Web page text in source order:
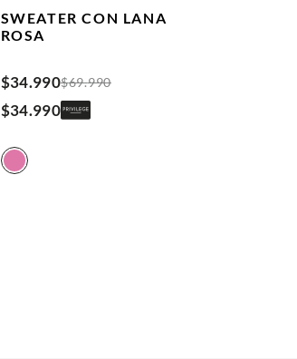
SWEATER CON LANA
ROSA
$34.990$69.990
$34.990